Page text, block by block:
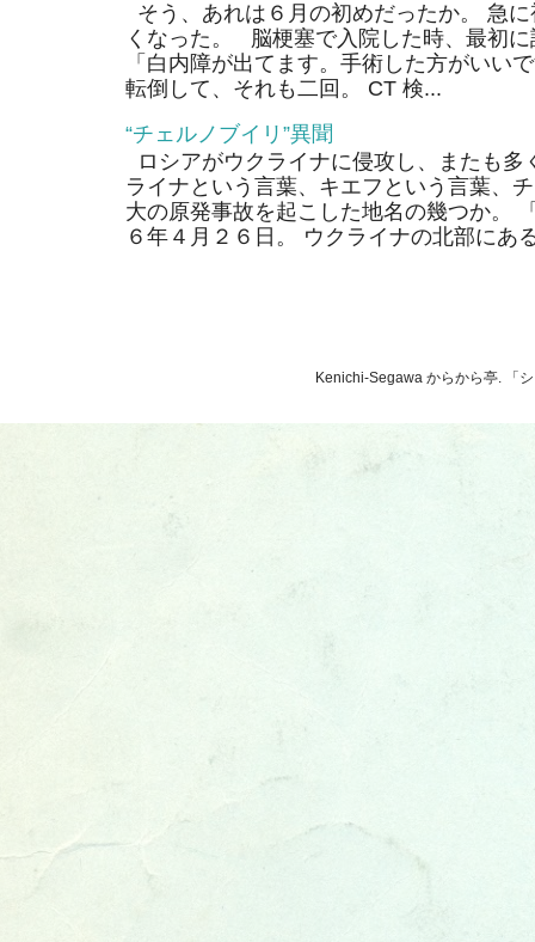
そう、あれは６月の初めだったか。 急
くなった。 脳梗塞で入院した時、最初
「白内障が出てます。手術した方がい
転倒して、それも二回。 CT 検...
“チェルノブイリ”異聞
ロシアがウクライナに侵攻し、またも
ライナという言葉、キエフという言葉、
大の原発事故を起こした地名の幾つか。
６年４月２６日。 ウクライナの北部にあ
Kenichi-Segawa からから亭. 「